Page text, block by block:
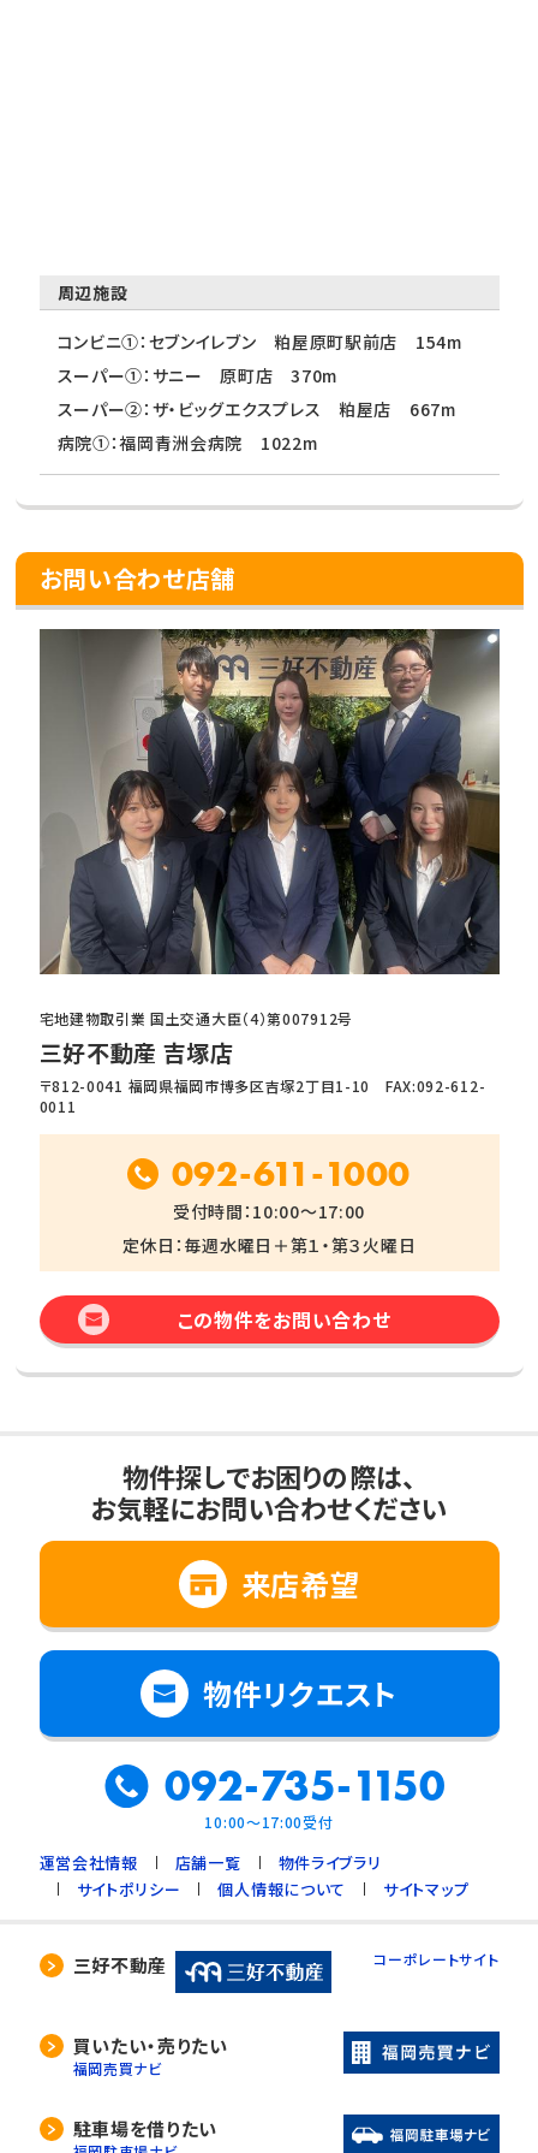
周辺施設
コンビニ①：セブンイレブン 粕屋原町駅前店 154m
スーパー①：サニー 原町店 370m
スーパー②：ザ・ビッグエクスプレス 粕屋店 667m
病院①：福岡青洲会病院 1022m
お問い合わせ店舗
宅地建物取引業 国土交通大臣（4）第007912号
三好不動産 吉塚店
〒812-0041 福岡県福岡市博多区吉塚2丁目1-10 FAX:092-612-
0011
092-611-1000
受付時間：10:00～17:00
定休日：毎週水曜日＋第１・第３火曜日
この物件をお問い合わせ
物件探しでお困りの際は、
お気軽にお問い合わせください
来店希望
物件リクエスト
092-735-1150
10:00～17:00受付
運営会社情報 店舗一覧
物件ライブラリ
サイトポリシー
個人情報について サイトマップ
三好不動産 コーポレートサイト
買いたい・売りたい
福岡売買ナビ
駐車場を借りたい